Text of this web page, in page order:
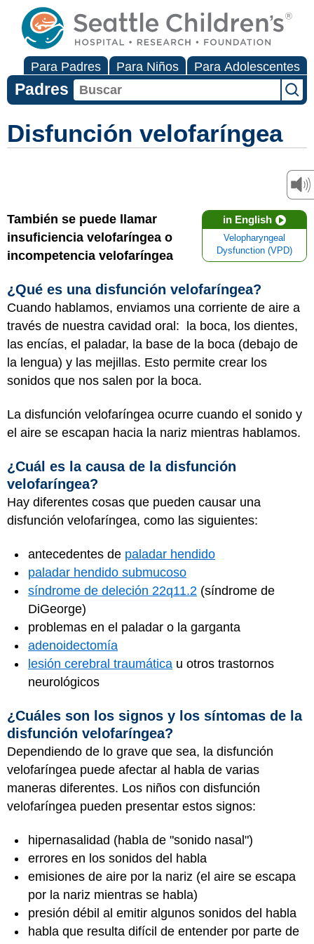
Para Padres Para Niños Para Adolescentes
Padres
Disfunción velofaríngea
in English
Velopharyngeal
Dysfunction (VPD)
También se puede llamar
insuficiencia velofaríngea o
incompetencia velofaríngea
¿Qué es una disfunción velofaríngea?
Cuando hablamos, enviamos una corriente de aire a
través de nuestra cavidad oral: la boca, los dientes,
las encías, el paladar, la base de la boca (debajo de
la lengua) y las mejillas. Esto permite crear los
sonidos que nos salen por la boca.
La disfunción velofaríngea ocurre cuando el sonido y
el aire se escapan hacia la nariz mientras hablamos.
¿Cuál es la causa de la disfunción
velofaríngea?
Hay diferentes cosas que pueden causar una
disfunción velofaríngea, como las siguientes:
antecedentes de paladar hendido
paladar hendido submucoso
síndrome de deleción 22q11.2 (síndrome de
DiGeorge)
problemas en el paladar o la garganta
adenoidectomía
lesión cerebral traumática u otros trastornos
neurológicos
¿Cuáles son los signos y los síntomas de la
disfunción velofaríngea?
Dependiendo de lo grave que sea, la disfunción
velofaríngea puede afectar al habla de varias
maneras diferentes. Los niños con disfunción
velofaríngea pueden presentar estos signos:
hipernasalidad (habla de "sonido nasal")
errores en los sonidos del habla
emisiones de aire por la nariz (el aire se escapa
por la nariz mientras se habla)
presión débil al emitir algunos sonidos del habla
habla que resulta difícil de entender por parte de